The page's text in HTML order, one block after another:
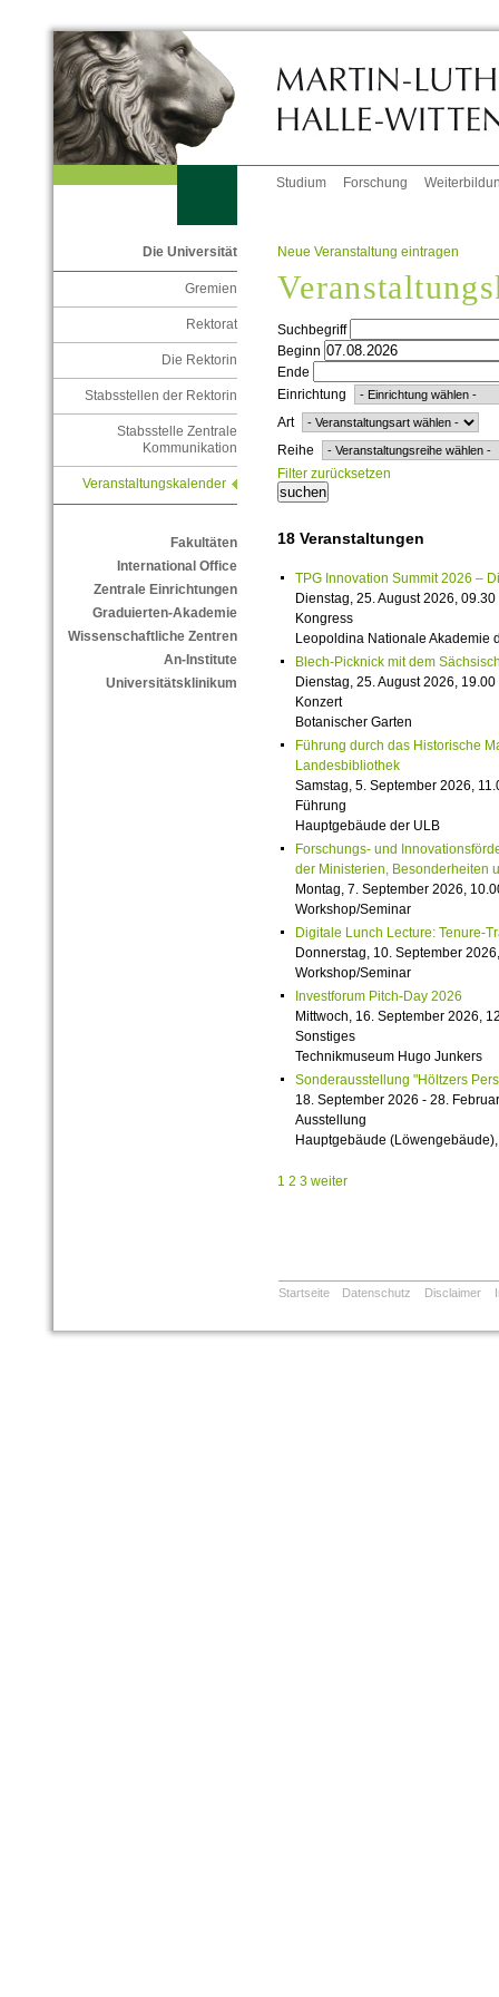
Studium Forschung
Die Universität
Gremien
Rektorat
Die Rektorin
Stabsstellen der Rektorin
Stabsstelle Zentrale
Kommunikation
Veranstaltungskalender
Fakultäten
International Office
Zentrale Einrichtungen
Graduierten-Akademie
Wissenschaftliche Zentren
An-Institute
Universitätsklinikum
Neue Veranstaltung eintragen
Suchbegriff
Beginn
Ende
Einrichtung
Art
Reihe
Filter zurücksetzen
18 Veranstaltungen
TPG Innovation Summit 2026 –
Dienstag, 25. August 2026,
Kongress
Leopoldina Nationale Akademie
Blech-Picknick mit dem
Dienstag, 25. August 2026,
Konzert
Botanischer Garten
Führung durch das Historische
Landesbibliothek
Samstag, 5. September 2026,
Führung
Hauptgebäude der ULB
Forschungs- und
der Ministerien, Besonderheiten
Montag, 7. September 2026,
Workshop/Seminar
Digitale Lunch Lecture: Tenure-
Donnerstag, 10. September
Workshop/Seminar
Investforum Pitch-Day 2026
Mittwoch, 16. September 2026,
Sonstiges
Technikmuseum Hugo Junkers
Sonderausstellung "Höltzers
18. September 2026 - 28.
Ausstellung
Hauptgebäude
1 2 3 weiter
Startseite Datenschutz Disclaimer